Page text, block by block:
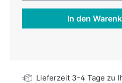
In den
Lieferzeit 3-4 Tage zu